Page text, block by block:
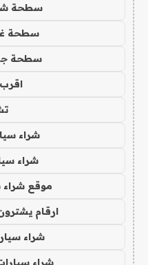
سطحة
سطحة
سطحة
شراء
شراء
موقع شراء
ارقام
شراء
شراء